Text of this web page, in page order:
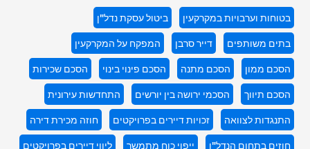
בטוחות וערבויות במקרקעין
ביטול עסקת נדל"ן
בתים משותפים
דייר סרבן
המפקח על המקרקעין
הסכם ממון
הסכם מתנה הסכם פינוי בינוי
הסכם שכירות
הסכם תיווך
הסכמי ירושה בין יורשים
התחדשות עירונית
התנגדות לצוואה
זכויות דיירים בפרויקטים
חוזה מכירת דירה
חוזים בתחום הנדל"ן
ייפוי כוח מתמשך ליווי דיירים בפרויקטים